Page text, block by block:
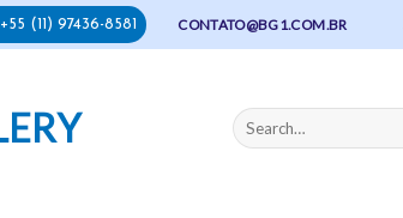
+55 (11) 97436-8581 CONTATO@BG1.COM.BR
Search
for: